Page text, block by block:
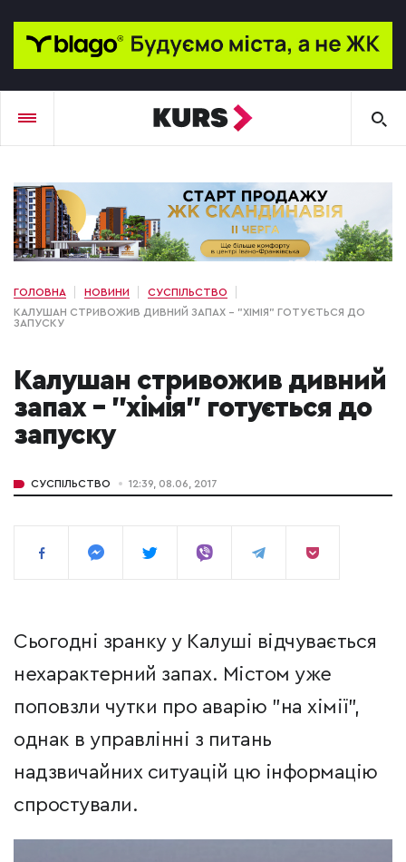
ГОЛОВНА НОВИНИ
СУСПІЛЬСТВО
КАЛУШАН СТРИВОЖИВ ДИВНИЙ ЗАПАХ – "ХІМІЯ" ГОТУЄТЬСЯ ДО
ЗАПУСКУ
Калушан стривожив дивний
запах – "хімія" готується до
запуску
СУСПІЛЬСТВО 12:39, 08.06, 2017
Сьогодні зранку у Калуші відчувається
нехарактерний запах. Містом уже
поповзли чутки про аварію "на хімії",
однак в управлінні з питань
надзвичайних ситуацій цю інформацію
спростували.